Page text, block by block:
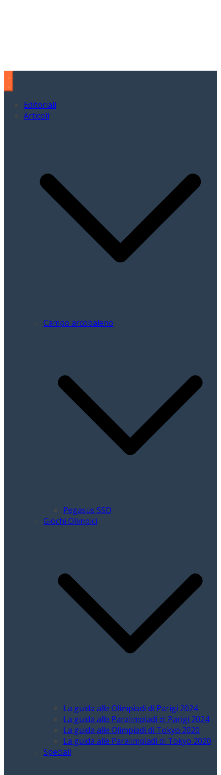
Editoriali
Articoli
Campo arcobaleno
Pegasus SSD
Giochi Olimpici
La guida alle Olimpiadi di Parigi 2024
La guida alle Paralimpiadi di Parigi 2024
La guida alle Olimpiadi di Tokyo 2020
La guida alle Paralimpiadi di Tokyo 2020
Speciali